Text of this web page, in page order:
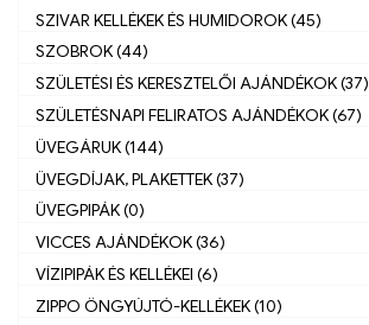
SZIVAR KELLÉKEK ÉS HUMIDOROK (45)
SZOBROK (44)
SZÜLETÉSI ÉS KERESZTELŐI AJÁNDÉKOK (37)
SZÜLETÉSNAPI FELIRATOS AJÁNDÉKOK (67)
ÜVEGÁRUK (144)
ÜVEGDÍJAK, PLAKETTEK (37)
ÜVEGPIPÁK (0)
VICCES AJÁNDÉKOK (36)
VÍZIPIPÁK ÉS KELLÉKEI (6)
ZIPPO ÖNGYÚJTÓ-KELLÉKEK (10)